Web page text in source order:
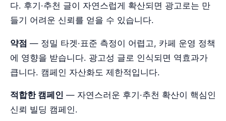
다. 후기·추천 글이 자연스럽게 확산되면 광고로는 만
들기 어려운 신뢰를 얻을 수 있습니다.
약점 — 정밀 타겟·표준 측정이 어렵고, 카페 운영 정책
에 영향을 받습니다. 광고성 글로 인식되면 역효과가
큽니다. 캠페인 자산화도 제한적입니다.
적합한 캠페인 — 자연스러운 후기·추천 확산이 핵심인
신뢰 빌딩 캠페인.